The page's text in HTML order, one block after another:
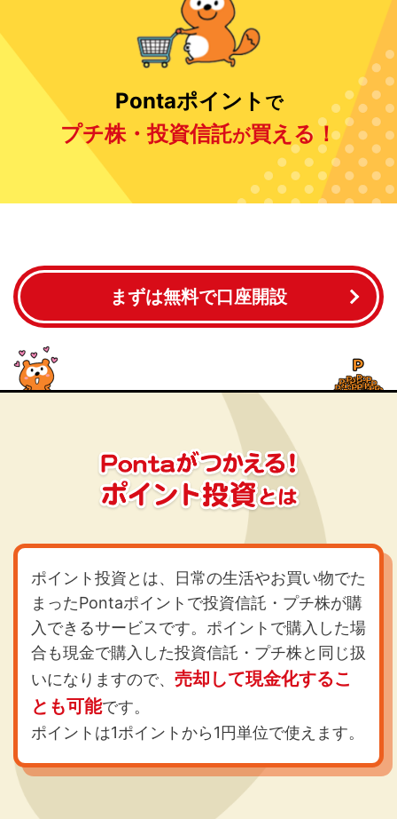
Pontaポイント で
プチ株・投資信託が買える！
まずは無料で口座開設
ポイント投資とは、日常の生活やお買い物でた
まったPontaポイントで投資信託・プチ株が購
入できるサービスです。ポイントで購入した場
合も現金で購入した投資信託・プチ株と同じ扱
いになりますので、 売却して現金化するこ
とも可能です。
ポイントは1ポイントから1円単位で使えます。